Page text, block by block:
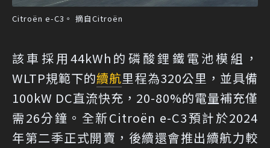
Citroën e-C3。 摘自Citroën
該車採用44kWh的磷酸鋰鐵電池模組，
WLTP規範下的續航里程為320公里，並具備
100kW DC直流快充，20-80%的電量補充僅
需26分鐘。全新Citroën e-C3預計於2024
年第二季正式開賣，後續還會推出續航力較